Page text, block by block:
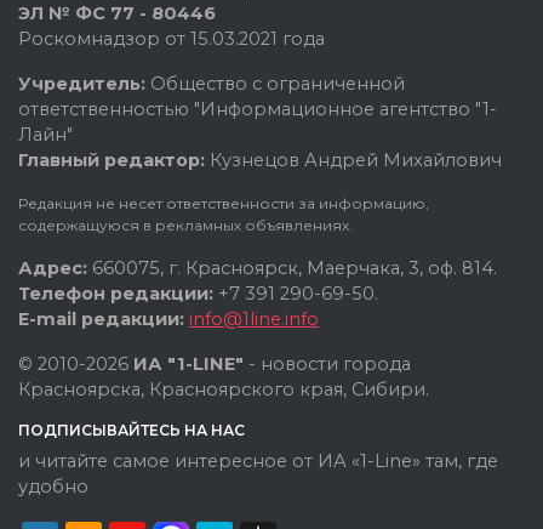
ЭЛ № ФС 77 - 80446
Роскомнадзор от 15.03.2021 года
Учредитель: Общество с ограниченной
ответственностью "Информационное агентство "1-
Лайн"
Главный редактор: Кузнецов Андрей Михайлович
Редакция не несет ответственности за информацию,
содержащуюся в рекламных объявлениях.
Адрес: 660075, г. Красноярск, Маерчака, 3, оф. 814.
Телефон редакции: +7 391 290-69-50.
E-mail редакции: info@1line.info
© 2010-2026 ИА "1-LINE" - новости города
Красноярска, Красноярского края, Сибири.
ПОДПИСЫВАЙТЕСЬ НА НАС
и читайте самое интересное от ИА «1-Line» там, где
удобно